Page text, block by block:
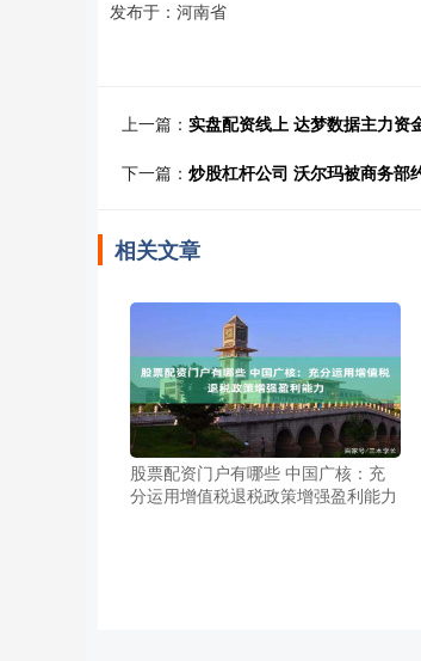
发布于：河南省
上一篇： 实盘配资线上 达梦数据主力资
下一篇： 炒股杠杆公司 沃尔玛被商务部
相关文章
股票配资门户有哪些 中国广核：充
分运用增值税退税政策增强盈利能力